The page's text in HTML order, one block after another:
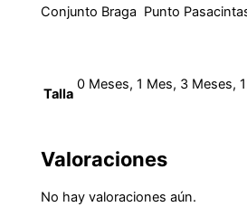
Conjunto Braga Punto
Talla
0 Meses, 1 Mes, 3 Meses,
Valoraciones
No hay valoraciones aún.